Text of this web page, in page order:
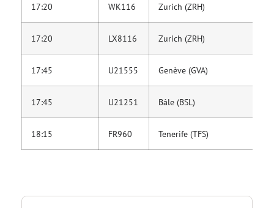
17:20 WK116 Zurich (ZRH)
17:20 LX8116 Zurich (ZRH)
17:45 U21555 Genève (GVA)
17:45 U21251 Bâle (BSL)
18:15 FR960 Tenerife (TFS)